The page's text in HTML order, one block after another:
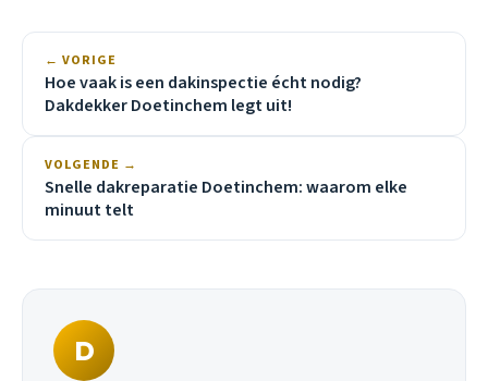
← VORIGE
Hoe vaak is een dakinspectie écht nodig?
Dakdekker Doetinchem legt uit!
VOLGENDE →
Snelle dakreparatie Doetinchem: waarom elke
minuut telt
D